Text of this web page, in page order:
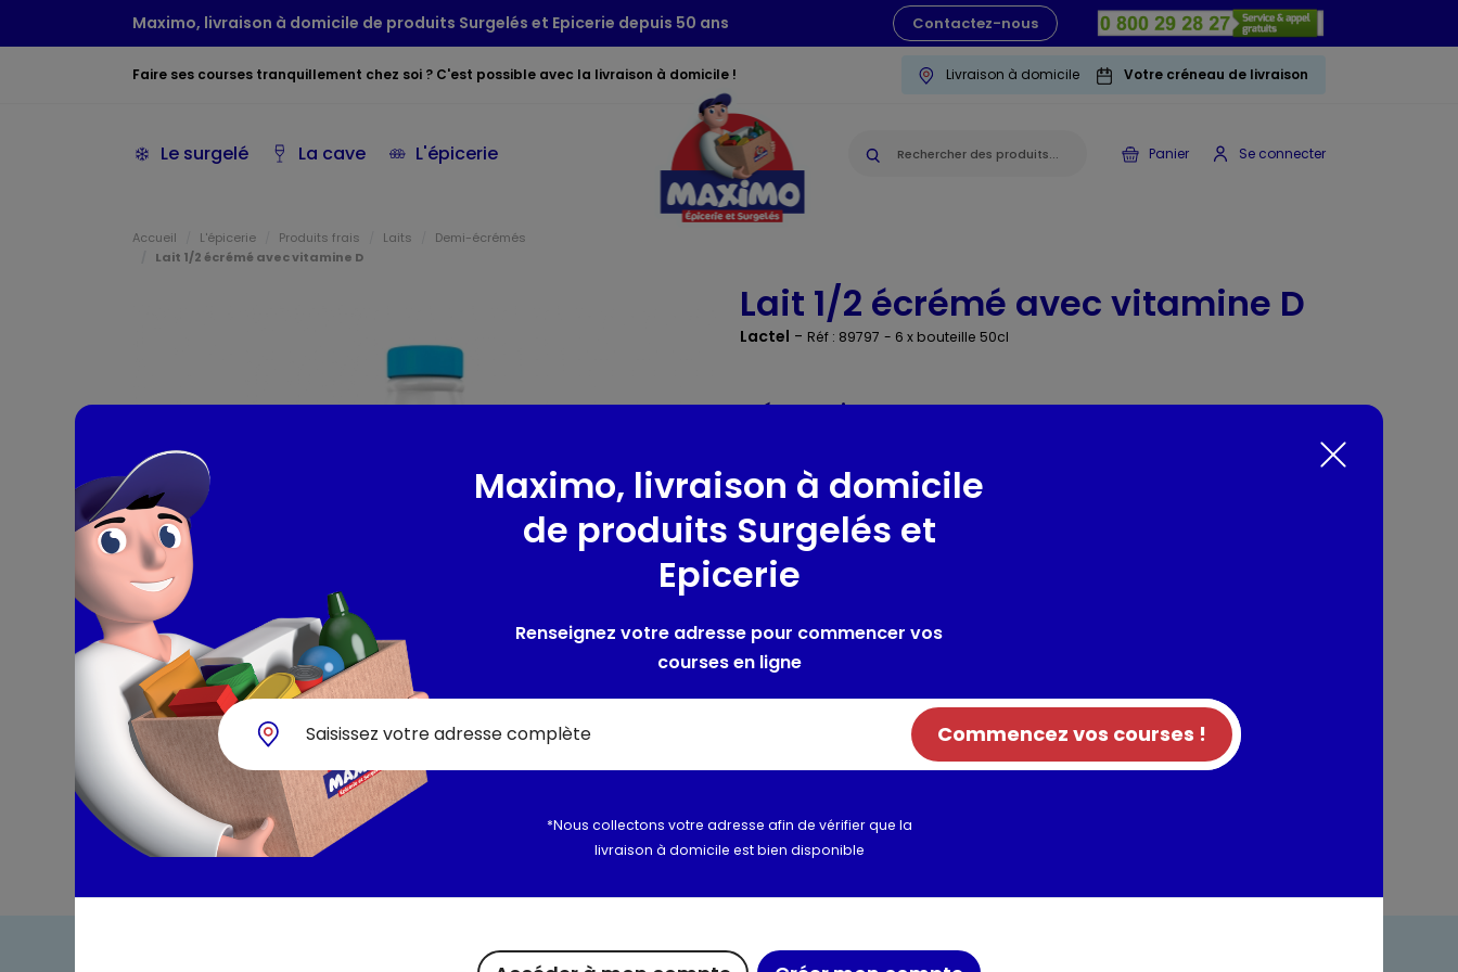
Maximo, livraison à domicile de produits Surgelés et Epicerie depuis 50 ans Contactez-nous
Faire ses courses tranquillement chez soi ? C'est possible avec la livraison à domicile ! Livraison à domicile Votre créneau de livraison
Le surgelé La cave L'épicerie Panier Se connecter
Accueil L'épicerie Produits frais Laits
Demi-écrémés
Lait 1/2 écrémé avec vitamine D
Lait 1/2 écrémé avec vitamine D
Lactel - Réf : 89797 - 6 x bouteille 50cl
Présentation
Notre bouteille est recyclable*. * Majoritairement recyclable
Utilisation et conservation
Composition / Ingrédients / Allergènes
Ingrédients : LAIT demi-écrémé (origine: France), vitamine D
Valeurs nutritionnelles
Informations complémentaires
Maximo, livraison à domicile
de produits Surgelés et
Epicerie
Renseignez votre adresse pour commencer vos
courses en ligne
Commencez vos courses !
*Nous collectons votre adresse afin de vérifier que la
livraison à domicile est bien disponible